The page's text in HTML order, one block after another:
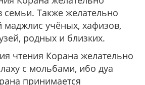
семьи. Также желательно
маджлис учёных, хафизов,
родных и близких.
чтения Корана желательно
с мольбами, ибо дуа
принимается